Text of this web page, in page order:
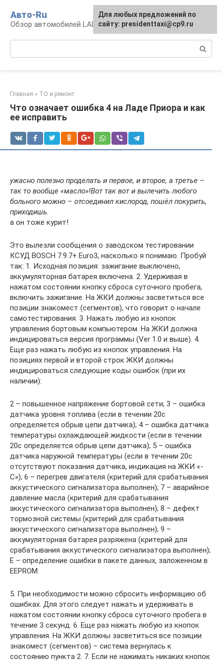
контенту
Авто-Ru
Обзор автомобилей LADA
Главная » ТО и ремонт
Что означает ошибка 4 на Ладе Приора и как
ее исправить
ужасно полезно проделать и первое, и второе, а третье –
так то вообще «масло»!Вот так вот и вылечить любого
больного можно – отсоединил кислород, пошёл покурить,
приходишь.
а он тоже курит!
Это вылезли сообщения о заводском тестировании
КСУД BOSCH 7.9.7+ Euro3, насколько я понимаю. Пробуй
так: 1. Исходная позиция: зажигание выключено,
аккумуляторная батарея включена. 2. Удерживая в
нажатом состоянии кнопку сброса суточного пробега,
включить зажигание. На ЖКИ должны засветиться все
позиции знакомест (сегментов), что говорит о начале
самотестирования. 3. Нажать любую из кнопок
управления бортовым компьютером. На ЖКИ должна
индицироваться версия программы (Ver 1.0 и выше). 4.
Еще раз нажать любую из кнопок управления. На
позициях первой и второй строк ЖКИ должны
индицироваться следующие коды ошибок (при их
наличии):
2 – повышенное напряжение бортовой сети; 3 – ошибка
датчика уровня топлива (если в течении 20с
определяется обрыв цепи датчика); 4 – ошибка датчика
температуры охлаждающей жидкости (если в течении
20с определяется обрыв цепи датчика); 5 – ошибка
датчика наружной температуры (если в течении 20с
отсутствуют показания датчика, индикация на ЖКИ «-
С»); 6 – перегрев двигателя (критерий для срабатывания
аккустического сигнализатора выполнен); 7 – аварийное
давление масла (критерий для срабатывания
аккустического сигнализатора выполнен); 8 – дефект
тормозной системы (критерий для срабатывания
аккустического сигнализатора выполнен); 9 –
аккумуляторная батарея разряжена (критерий для
срабатывания аккустического сигнализатора выполнен);
Е – определение ошибки в пакете данных, заложенном в
EEPROM.
5. При необходимости можно сбросить информацию об
ошибках. Для этого следует нажать и удерживать в
нажатом состоянии кнопку сброса суточного пробега в
течение 3 секунд. 6. Еще раз нажать любую из кнопок
управления. На ЖКИ должны засветиться все позиции
знакомест (сегментов) – система вернулась к
состоянию пункта 2. 7. Если не нажимать никаких кнопок
Для любых предложений по
сайту: presidenttaxi@cp9.ru